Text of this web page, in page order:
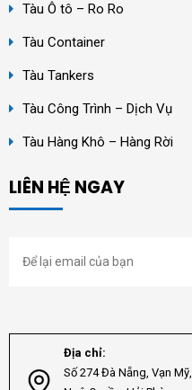
Tàu Ô tô – Ro Ro
Tàu Container
Tàu Tankers
Tàu Công Trình – Dịch Vụ
Tàu Hàng Khô – Hàng Rời
LIÊN HỆ NGAY
Địa chỉ:
Số 274 Đà Nẵng, Vạn Mỹ,